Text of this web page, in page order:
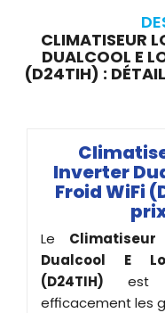
CLIMATISEUR
DUALCOOL E
(D24TIH) :
Inverter
Froid WiFi
Le
Dualcool E
(D24TIH) est
efficacement les